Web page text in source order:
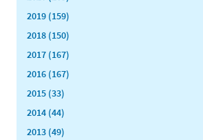
2019 (159)
2018 (150)
2017 (167)
2016 (167)
2015 (33)
2014 (44)
2013 (49)